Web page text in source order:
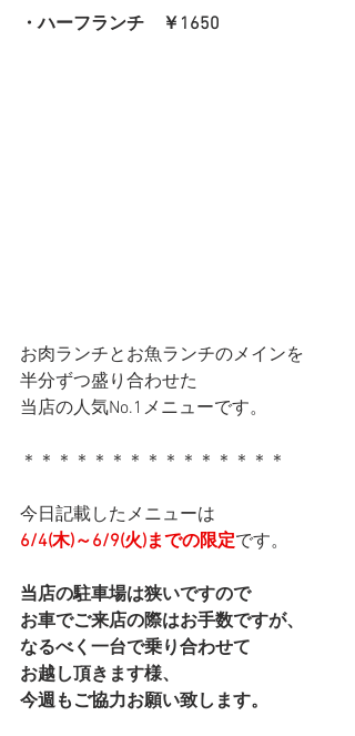
・ハーフランチ　￥1650
お肉ランチとお魚ランチのメインを
半分ずつ盛り合わせた
当店の人気No.1メニューです。
＊＊＊＊＊＊＊＊＊＊＊＊＊＊＊
今日記載したメニューは
6/4(木)～6/9(火)までの限定です。
当店の駐車場は狭いですので
お車でご来店の際はお手数ですが、
なるべく一台で乗り合わせて
お越し頂きます様、
今週もご協力お願い致します。